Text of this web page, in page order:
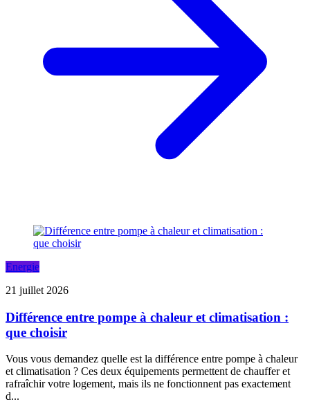
Energie
21 juillet 2026
Différence entre pompe à chaleur et climatisation :
que choisir
Vous vous demandez quelle est la différence entre pompe à chaleur
et climatisation ? Ces deux équipements permettent de chauffer et
rafraîchir votre logement, mais ils ne fonctionnent pas exactement
d...